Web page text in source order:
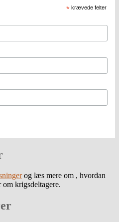
* krævede felter
og læs mere om , hvordan
krigsdeltagere.